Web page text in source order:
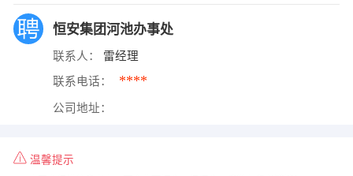
恒安集团河池办事处
联系人： 雷经理
联系电话： ****
公司地址：
温馨提示